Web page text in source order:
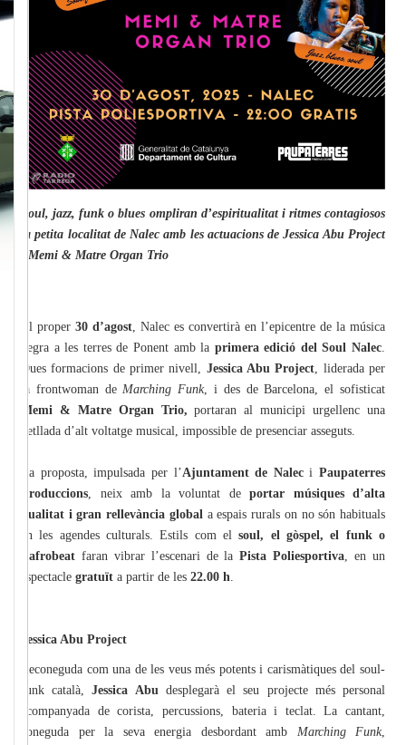
Soul, jazz, funk o blues ompliran d’espiritualitat i ritmes contagiosos
la petita localitat de Nalec amb les actuacions de Jessica Abu Project
i Memi & Matre Organ Trio
El proper 30 d’agost, Nalec es convertirà en l’epicentre de la música
negra a les terres de Ponent amb la primera edició del Soul Nalec.
Dues formacions de primer nivell, Jessica Abu Project, liderada per
la frontwoman deMarching Funk, i des de Barcelona, el sofisticat
Memi & Matre Organ Trio, portaran al municipi urgellenc una
vetllada d’alt voltatge musical, impossible de presenciar asseguts.
La proposta, impulsada per l’Ajuntament de Naleci Paupaterres
Produccions, neix amb la voluntat de portar músiques d’alta
qualitat i gran rellevància globala espais rurals on no són habituals
en les agendes culturals. Estils com elsoul, el gòspel, el funk o
l’afrobeat faran vibrar l’escenari de laPista Poliesportiva, en un
espectacle gratuït a partir de les 22.00 h.
Jessica Abu Project
Reconeguda com una de les veus més potents i carismàtiques del soul-
funk català,Jessica Abudesplegarà el seu projecte més personal
acompanyada de corista, percussions, bateria i teclat. La cantant,
coneguda per la seva energia desbordant amb Marching Funk,